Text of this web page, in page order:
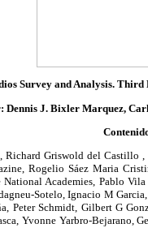
Survey and Analysis.
J. Bixler Marquez,
Richard Griswold del
Rogelio Sáez Maria
Academies, Pablo
Sotelo, Ignacio M
Peter Schmidt, Gilbert G
Yvonne Yarbro-Bejarano,